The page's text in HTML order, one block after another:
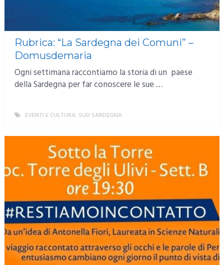
Rubrica: “La Sardegna dei Comuni” –
Domusdemaria
Ogni settimana raccontiamo la storia di un paese
della Sardegna per far conoscere le sue …
EVENTI E CULTURA, SUD SARDEGNA